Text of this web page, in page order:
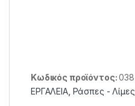
Κωδικός προϊόντος:038
ΕΡΓΑΛΕΙΑ, Ράσπες - Λίμες